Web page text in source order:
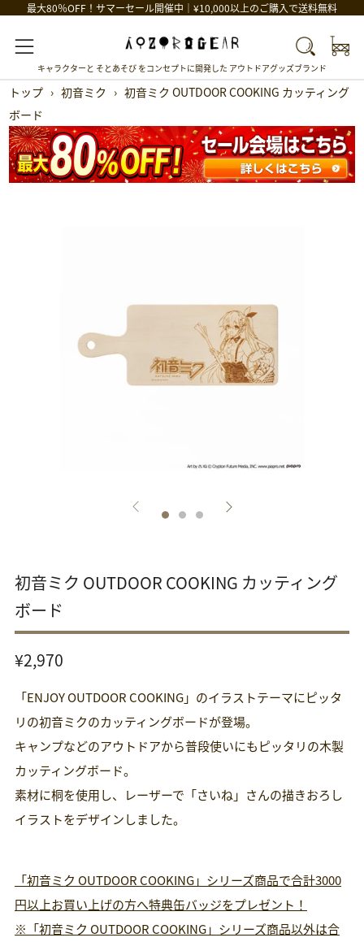
最大80％OFF！サマーセール開催中｜¥10,000以上のご購入で送料無料
Menu Search
キャラクターと そとあそび をコンセプトに開発した アウトドアグッズブランド
トップ › 初音ミク › 初音ミク OUTDOOR COOKING カッティング
ボード
初音ミク OUTDOOR COOKING カッティング
ボード
通
価
格
¥2,970
「ENJOY OUTDOOR COOKING」のイラストテーマにピッタ
リの初音ミクのカッティングボードが登場。
キャンプなどのアウトドアから普段使いにもピッタリの木製
カッティングボード。
素材に桐を使用し、レーザーで「さいね」さんの描きおろし
イラストをデザインしました。
「初音ミク OUTDOOR COOKING」シリーズ商品で合計3000
円以上お買い上げの方へ特典缶バッジをプレゼント！
※「初音ミク OUTDOOR COOKING」シリーズ商品以外は合